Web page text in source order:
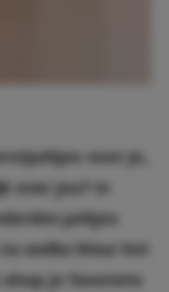
voor je,
over jou? In
jurkjes
welke kleur het
je favoriete